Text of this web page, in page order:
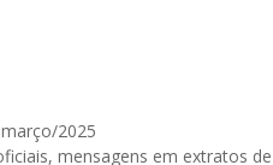
2025
mensagens em extratos de